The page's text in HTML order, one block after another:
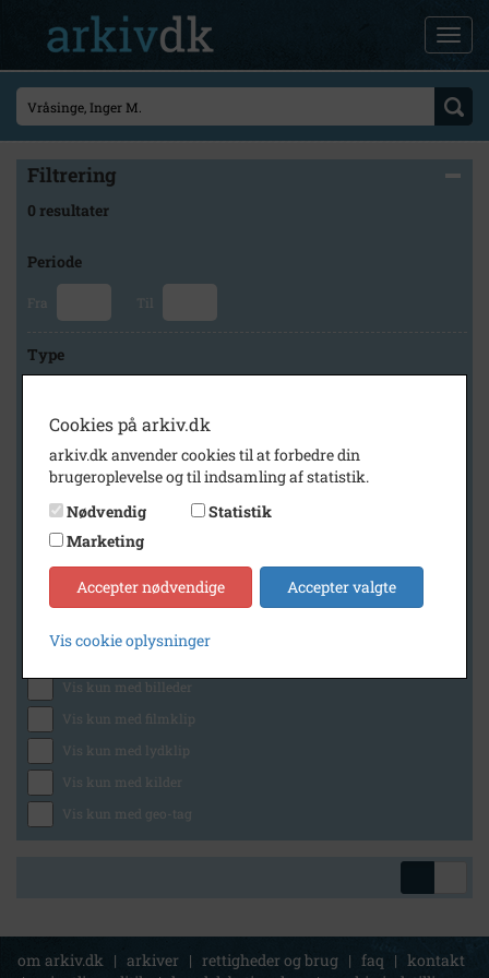
Filtrering
0 resultater
Periode
Fra Til
Type
Arkiv
Faxe Kommunes Arkiver
Generelt
Vis kun med billeder
Vis kun med filmklip
Vis kun med lydklip
Vis kun med kilder
Vis kun med geo-tag
om arkiv.dk | arkiver | rettigheder og brug | faq | kontakt
Cookies på arkiv.dk
arkiv.dk anvender cookies til at forbedre din
brugeroplevelse og til indsamling af statistik.
Nødvendig
Statistik
Marketing
Accepter nødvendige Accepter valgte
Vis cookie oplysninger